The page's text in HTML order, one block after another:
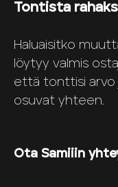
Tontista
Haluaisitko
löytyy valmis
että tonttisi arvo
osuvat yhteen.
Ota Samiiin